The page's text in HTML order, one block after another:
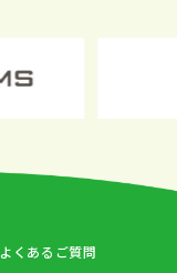
よくあるご質問